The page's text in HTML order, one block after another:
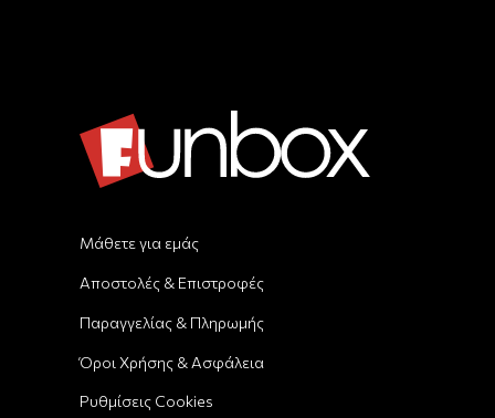
Μάθετε για εμάς
Αποστολές & Επιστροφές
Παραγγελίας & Πληρωμής
Όροι Χρήσης & Ασφάλεια
Ρυθμίσεις Cookies